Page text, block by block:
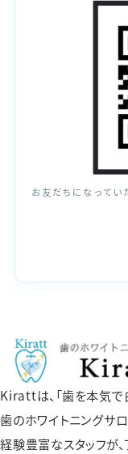
お友だちになってい
Kirattは、「歯を本気で
歯のホワイトニングサロ
経験豊富なスタッフが